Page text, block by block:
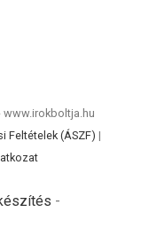
www.irokboltja.hu
Feltételek (ÁSZF) |
-